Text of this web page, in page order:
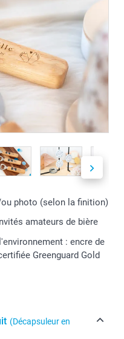
photo (selon la finition)
amateurs de bière
: encre de
Greenguard Gold
(Décapsuleur en